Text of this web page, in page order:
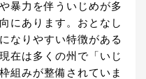
暴力を伴ういじめが多
にあります。おとなし
なりやすい特徴がある
在は多くの州で「いじ
組みが整備されていま